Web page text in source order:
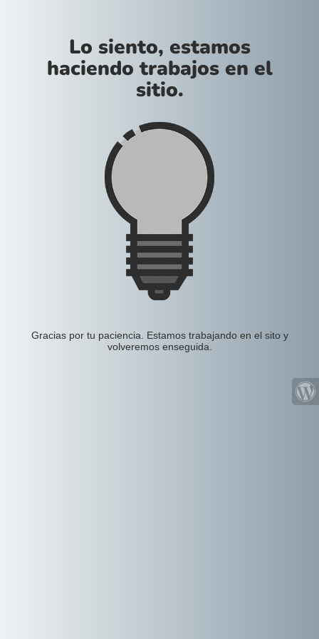
Lo siento, estamos
haciendo trabajos en el
sitio.
Gracias por tu paciencia. Estamos trabajando en el sito y
volveremos enseguida.